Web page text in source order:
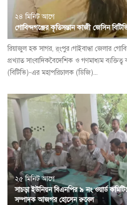
২৪ মিনিট আগে
গোবিন্দগঞ্জের কৃতিসন্তান কাজী জেসিন
রিয়াজুল হক সাগর, র্ংপুর।গাইবান্ধা জেলার
প্রখ্যাত সাংবাদিকবৈদেশিক ও গণমাধ্যম
(বিটিভি)-এর মহাপরিচালক (ডিজি)...
২৫ মিনিট আগে
সাচড়া ইউনিয়ন বিএনপির ৯ নং ওয়ার্ড
সম্পাদক আজগর হোসেন রুবেল